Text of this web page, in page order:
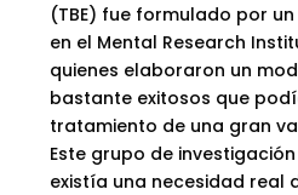
(TBE) fue formulado por
en el Mental Research
quienes elaboraron un
bastante exitosos que
tratamiento de una gran
Este grupo de
existía una necesidad real